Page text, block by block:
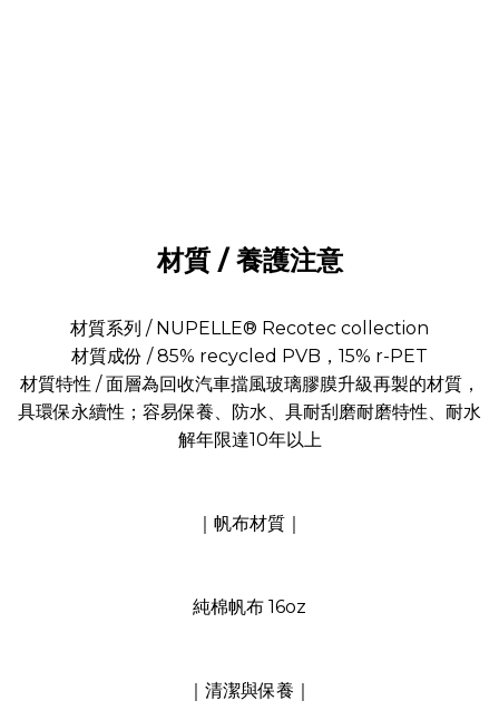
材質 / 養護注意
材質系列 / NUPELLE® Recotec collection
材質成份 / 85% recycled PVB，15% r-PET
材質特性 / 面層為回收汽車擋風玻璃膠膜升級再製的材質，
具環保永續性；容易保養、防水、具耐刮磨耐磨特性、耐水
解年限達10年以上
｜帆布材質｜
純棉帆布 16oz
｜清潔與保養｜